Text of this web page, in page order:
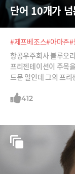
단어 10개가
#제프베조스#아마존#
항공우주회사 블루오
프리젠테이션이 주목
드문 일인데 그의 프
412